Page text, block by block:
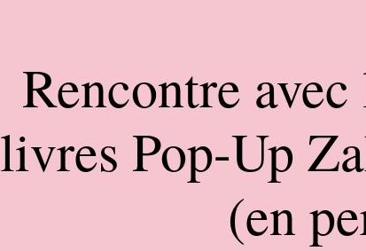
Rencontre
livres Pop-Up
(en